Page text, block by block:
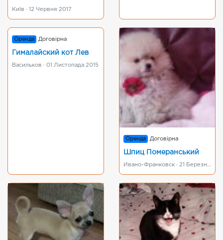
Київ · 12 Червня 2017
Оренда Договірна
Гималайский кот Лев
Васильков · 01 Листопада 2015
Оренда Договірна
Шпиц Померанський
Ивано-Франковск · 21 Березня 2016